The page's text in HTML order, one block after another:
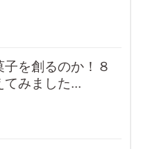
を創るのか！８
てみました...